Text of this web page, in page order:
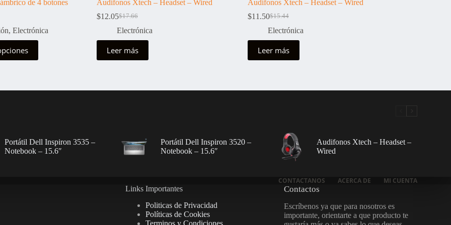
de 4 botones
, Electrónica
Audifonos Xtech – Headset – Wired
$17.66
El
precio
$17.66.
$12.05El
precio
$12.05.
Electrónica
Leer más
Audifonos Xtech – Headset – Wired
$15.44
El
precio
$15.44.
$11.50El
precio
$11.50.
Electrónica
Leer más
Portátil Dell Inspiron 3535 –
Notebook – 15.6″
Portátil Dell Inspiron 3520 –
Notebook – 15.6″
Audifonos Xtech – Headset –
Wired
CONTACTANOS ACERCA DE
MI CUENTA
Links Importantes
Politicas de Privacidad
Políticas de Cookies
Terminos y Condiciones
Contactos
Escríbenos ya que para nosotros es
importante, orientarte a que producto te